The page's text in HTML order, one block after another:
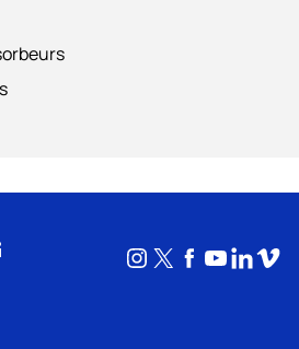
Instagram
X Facebook